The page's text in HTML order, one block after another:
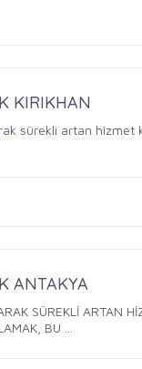
KIRIKHAN
sürekli artan
ANTAKYA
SÜREKLİ ARTAN
BU ...